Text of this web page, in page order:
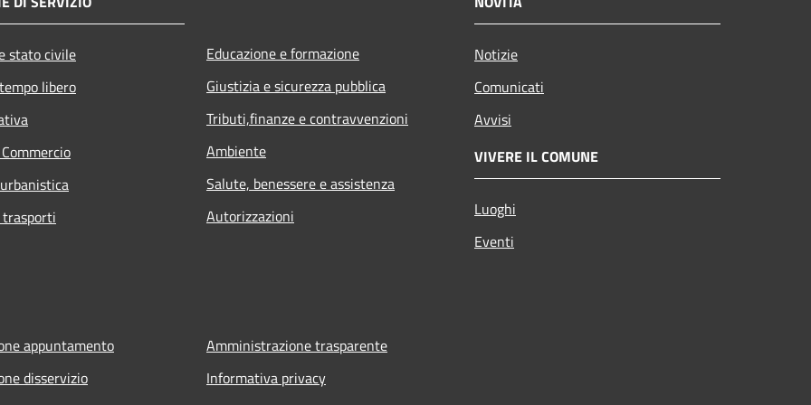
stato civile
libero
Educazione e formazione
Giustizia e sicurezza pubblica
Tributi,finanze e contravvenzioni
Ambiente
Salute, benessere e assistenza
Autorizzazioni
Notizie
Comunicati
Avvisi
VIVERE IL COMUNE
Luoghi
Eventi
appuntamento
disservizio
Amministrazione trasparente
Informativa privacy